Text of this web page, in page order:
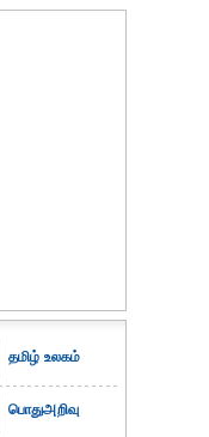
தமிழ் உலகம்
பொதுஅறிவு